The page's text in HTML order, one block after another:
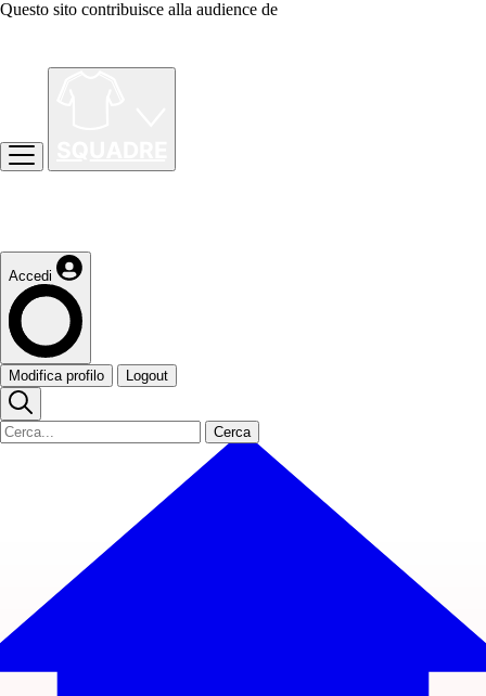
Questo sito contribuisce alla audience de
Accedi
Modifica profilo Logout
Cerca